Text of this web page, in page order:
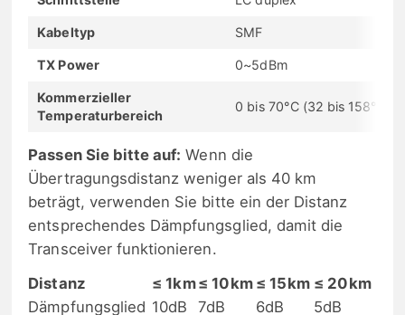
Kabeltyp SMF
TX Power 0~5dBm
Kommerzieller
Temperaturbereich
0 bis 70°C (32 bis 158°F)
Passen Sie bitte auf: Wenn die
Übertragungsdistanz weniger als 40 km
beträgt, verwenden Sie bitte ein der Distanz
entsprechendes Dämpfungsglied, damit die
Transceiver funktionieren.
Distanz
≤ 1km≤ 10km ≤ 15km ≤ 20km
Dämpfungsglied 10dB 7dB 6dB 5dB